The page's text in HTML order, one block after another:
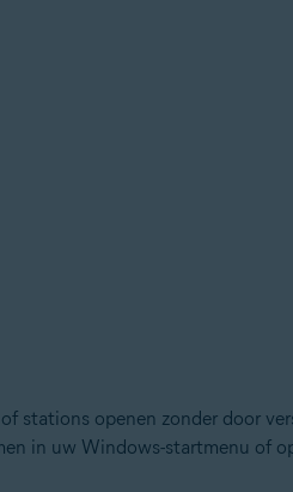
stations openen zonder door
in uw Windows-startmenu of